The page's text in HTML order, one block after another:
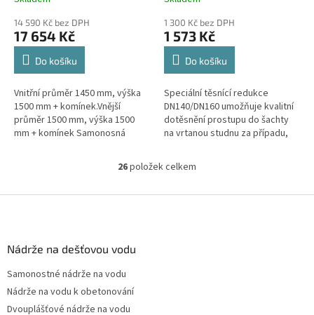
14 590 Kč bez DPH
17 654 Kč
Do košíku
Vnitřní průměr 1450 mm, výška
1500 mm + komínek.Vnější
průměr 1500 mm, výška 1500
mm + komínek Samonosná
obetonování.Volitelné průměry i
1 300 Kč bez DPH
1 573 Kč
Do košíku
Speciální těsnící redukce
DN140/DN160 umožňuje kvalitní
dotěsnění prostupu do šachty
na vrtanou studnu za případu,
potrubí DN140.
O
l
26položek celkem
Nádrže na dešťovou vodu
Samonostné nádrže na vodu
Nádrže na vodu k obetonování
Dvouplášťové nádrže na vodu